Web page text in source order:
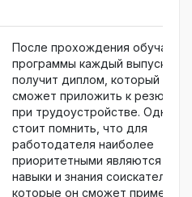
После прохождения
программы каждый выпускник
получит диплом, который
сможет приложить к резюме
при трудоустройстве. Однако
стоит помнить, что для
работодателя наиболее
приоритетными являются
навыки и знания соискателя,
которые он сможет применять